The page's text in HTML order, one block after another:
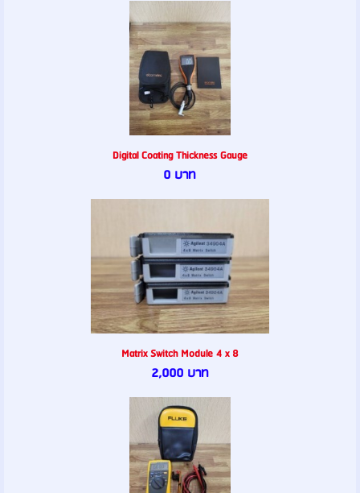
Digital Coating Thickness Gauge
0 บาท
Matrix Switch Module 4 x 8
2,000 บาท